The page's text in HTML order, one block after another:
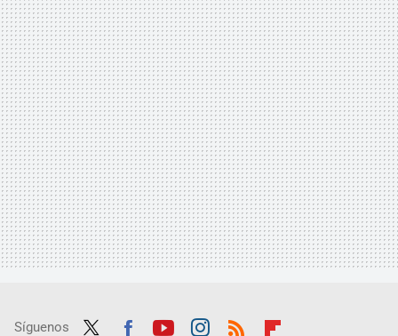
Síguenos